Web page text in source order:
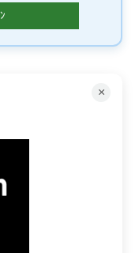
×